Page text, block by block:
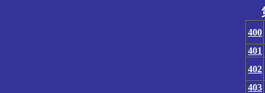
400
401
402
403